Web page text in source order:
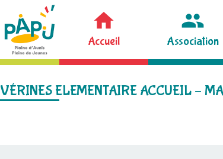
Accueil Association
VÉRINES ELEMENTAIRE ACCUEIL –